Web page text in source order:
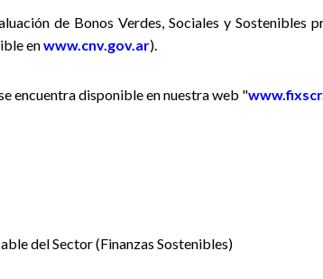
de Bonos Verdes, Sociales y Sostenibles
enwww.cnv.gov.ar).
encuentra disponible en nuestra web "
del Sector (Finanzas Sostenibles)